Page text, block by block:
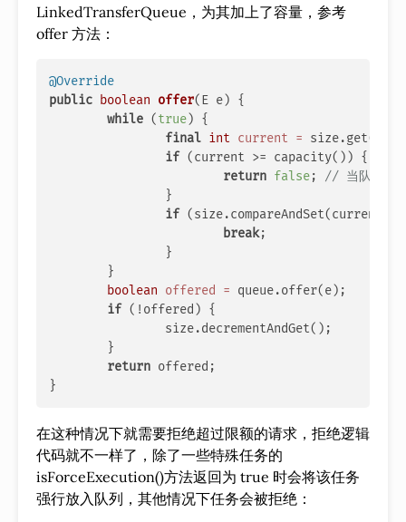
LinkedTransferQueue，为其加上了容量，参考
offer 方法：
@Override
public boolean offer(E e) {
while (true) {
final int current = size.get();
if (current >= capacity()) {
return false; // 当队列容
if (size.compareAndSet(current,
break;
boolean offered = queue.offer(e);
if (!offered) {
return offered;
在这种情况下就需要拒绝超过限额的请求，拒绝逻辑
代码就不一样了，除了一些特殊任务的
isForceExecution()方法返回为 true 时会将该任务
强行放入队列，其他情况下任务会被拒绝：